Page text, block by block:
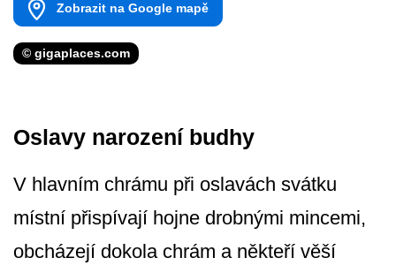
Zobrazit na Google mapě
© gigaplaces.com
Oslavy narození budhy
V hlavním chrámu při oslavách svátku
místní přispívají hojne drobnými mincemi,
obcházejí dokola chrám a někteří věší